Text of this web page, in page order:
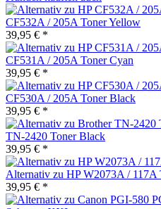
CF532A / 205A Toner Yellow
39,95 € *
CF531A / 205A Toner Cyan
39,95 € *
CF530A / 205A Toner Black
39,95 € *
TN-2420 Toner Black
39,95 € *
Alternativ zu HP W2073A /
39,95 € *